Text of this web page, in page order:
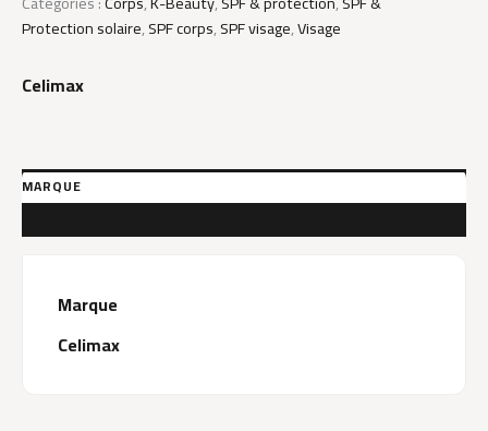
Heart
Pink
Up
ml
Protection solaire,SPF corps,SPF visage,Visage
Celimax
MARQUE
Marque
Celimax